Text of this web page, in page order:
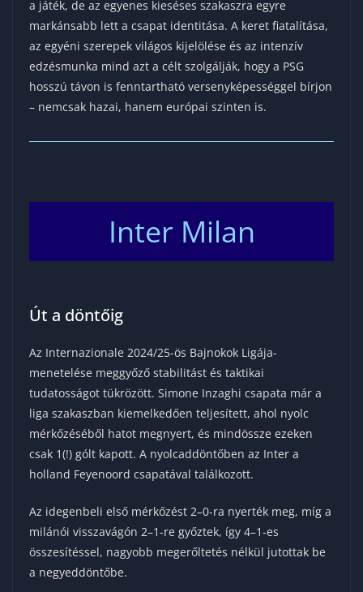
a játék, de az egyenes kieséses szakaszra egyre
markánsabb lett a csapat identitása. A keret fiatalítása,
az egyéni szerepek világos kijelölése és az intenzív
edzésmunka mind azt a célt szolgálják, hogy a PSG
hosszú távon is fenntartható versenyképességgel bírjon
– nemcsak hazai, hanem európai szinten is.
Inter Milan
Út a döntőig
Az Internazionale 2024/25-ös Bajnokok Ligája-
menetelése meggyőző stabilitást és taktikai
tudatosságot tükrözött. Simone Inzaghi csapata már a
liga szakaszban kiemelkedően teljesített, ahol nyolc
mérkőzéséből hatot megnyert, és mindössze ezeken
csak 1(!) gólt kapott. A nyolcaddöntőben az Inter a
holland Feyenoord csapatával találkozott.
Az idegenbeli első mérkőzést 2–0-ra nyerték meg, míg a
milánói visszavágón 2–1-re győztek, így 4–1-es
összesítéssel, nagyobb megerőltetés nélkül jutottak be
a negyeddöntőbe.